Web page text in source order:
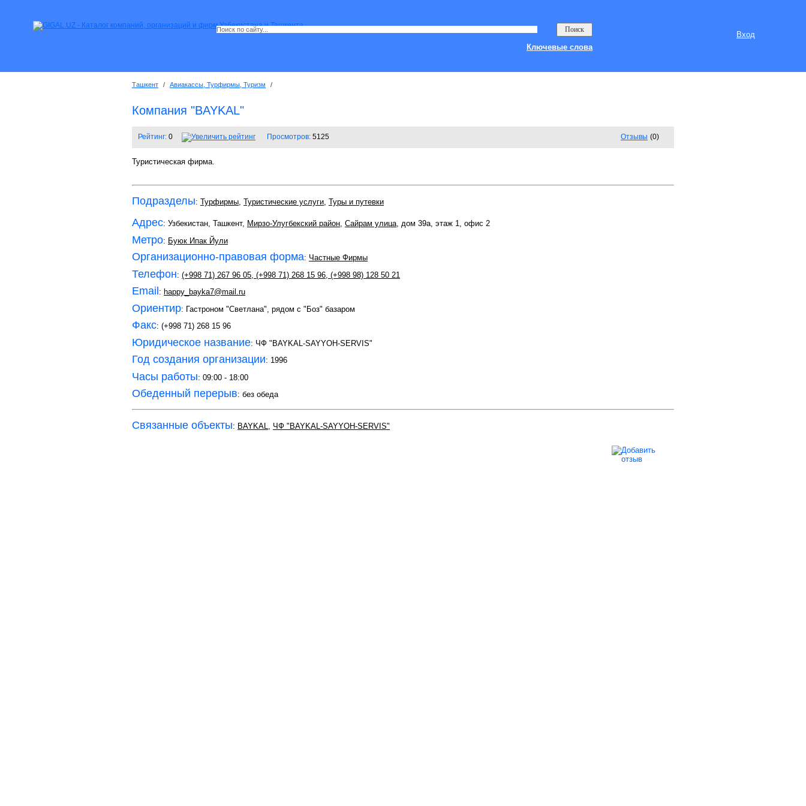
Вход
Ключевые слова
Ташкент / Авиакассы, Турфирмы, Туризм /
Компания "BAYKAL"
Рейтинг: 0 Просмотров: 5125 Отзывы (0)
Туристическая фирма.
Подразделы: Турфирмы, Туристические услуги, Туры и путевки
Адрес: Узбекистан, Ташкент, Мирзо-Улугбекский район, Сайрам улица, дом 39а, этаж 1, офис 2
Метро: Буюк Ипак Йули
Организационно-правовая форма: Частные Фирмы
Телефон: (+998 71) 267 96 05 (+998 71) 268 15 96 (+998 98) 128 50 21
Email : happy_bayka7@mail.ru
Ориентир: Гастроном "Светлана", рядом с "Боз" базаром
Факс: (+998 71) 268 15 96
Юридическое название: ЧФ "BAYKAL-SAYYOH-SERVIS"
Год создания организации: 1996
Часы работы: 09:00 - 18:00
Обеденный перерыв: без обеда
Связанные объекты: BAYKAL, ЧФ "BAYKAL-SAYYOH-SERVIS"